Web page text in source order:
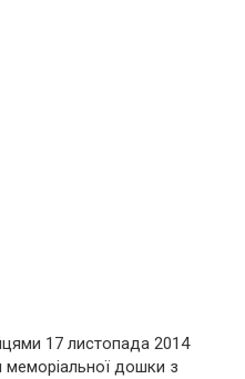
17 листопада 2014
меморіальної дошки з